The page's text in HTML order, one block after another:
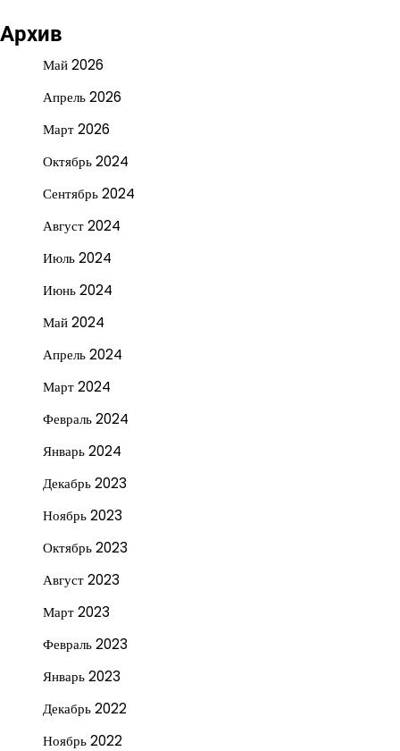
Архив
Май 2026
Апрель 2026
Март 2026
Октябрь 2024
Сентябрь 2024
Август 2024
Июль 2024
Июнь 2024
Май 2024
Апрель 2024
Март 2024
Февраль 2024
Январь 2024
Декабрь 2023
Ноябрь 2023
Октябрь 2023
Август 2023
Март 2023
Февраль 2023
Январь 2023
Декабрь 2022
Ноябрь 2022